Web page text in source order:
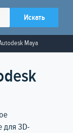
Maya
для 3D-